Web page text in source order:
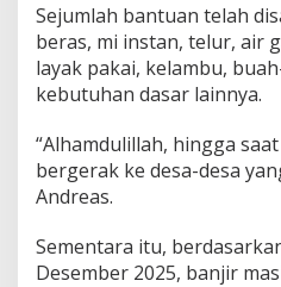
Sejumlah bantuan telah
beras, mi instan, telur, air
layak pakai, kelambu,
kebutuhan dasar lainnya.
“Alhamdulillah, hingga
bergerak ke desa-desa
Andreas.
Sementara itu,
Desember 2025, banjir